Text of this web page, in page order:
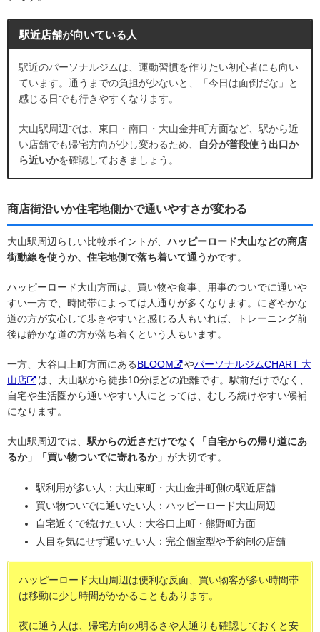
駅近店舗が向いている人
駅近のパーソナルジムは、運動習慣を作りたい初心者にも向い
ています。通うまでの負担が少ないと、「今日は面倒だな」と
感じる日でも行きやすくなります。
大山駅周辺では、東口・南口・大山金井町方面など、駅から近
い店舗でも帰宅方向が少し変わるため、
自分が普段使う出口か
ら近いかを確認しておきましょう。
商店街沿いか住宅地側かで通いやすさが変わる
大山駅周辺らしい比較ポイントが、ハッピーロード大山などの商店
街動線を使うか、住宅地側で落ち着いて通うかです。
ハッピーロード大山方面は、買い物や食事、用事のついでに通いや
すい一方で、時間帯によっては人通りが多くなります。にぎやかな
道の方が安心して歩きやすいと感じる人もいれば、トレーニング前
後は静かな道の方が落ち着くという人もいます。
一方、大谷口上町方面にあるBLOOM やパーソナルジムCHART 大
山店
は、大山駅から徒歩10分ほどの距離です。駅前だけでなく、
自宅や生活圏から通いやすい人にとっては、むしろ続けやすい候補
になります。
大山駅周辺では、 駅からの近さだけでなく「自宅からの帰り道にあ
るか」「買い物ついでに寄れるか」 が大切です。
駅利用が多い人：大山東町・大山金井町側の駅近店舗
買い物ついでに通いたい人：ハッピーロード大山周辺
自宅近くで続けたい人：大谷口上町・熊野町方面
人目を気にせず通いたい人：完全個室型や予約制の店舗
ハッピーロード大山周辺は便利な反面、買い物客が多い時間帯
は移動に少し時間がかかることもあります。
夜に通う人は、帰宅方向の明るさや人通りも確認しておくと安